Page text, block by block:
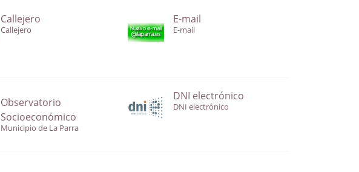
Callejero
Callejero
E-mail
E-mail
Observatorio
Socioeconómico
Municipio de La Parra
DNI electrónico
DNI electrónico